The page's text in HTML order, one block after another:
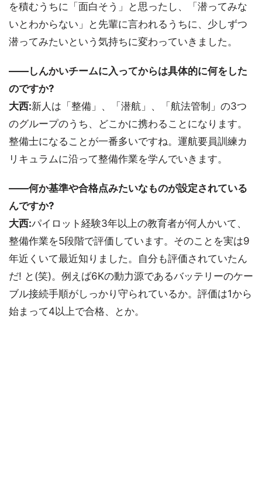
を積むうちに「面白そう」と思ったし、「潜ってみな
いとわからない」と先輩に言われるうちに、少しずつ
潜ってみたいという気持ちに変わっていきました。
――しんかいチームに入ってからは具体的に何をした
のですか?
大西:新人は「整備」、「潜航」、「航法管制」の3つ
のグループのうち、どこかに携わることになります。
整備士になることが一番多いですね。運航要員訓練カ
リキュラムに沿って整備作業を学んでいきます。
――何か基準や合格点みたいなものが設定されている
んですか?
大西:パイロット経験3年以上の教育者が何人かいて、
整備作業を5段階で評価しています。そのことを実は9
年近くいて最近知りました。自分も評価されていたん
だ! と(笑)。例えば6Kの動力源であるバッテリーのケー
ブル接続手順がしっかり守られているか。評価は1から
始まって4以上で合格、とか。